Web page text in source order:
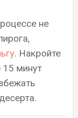
не
. Накройте
минут